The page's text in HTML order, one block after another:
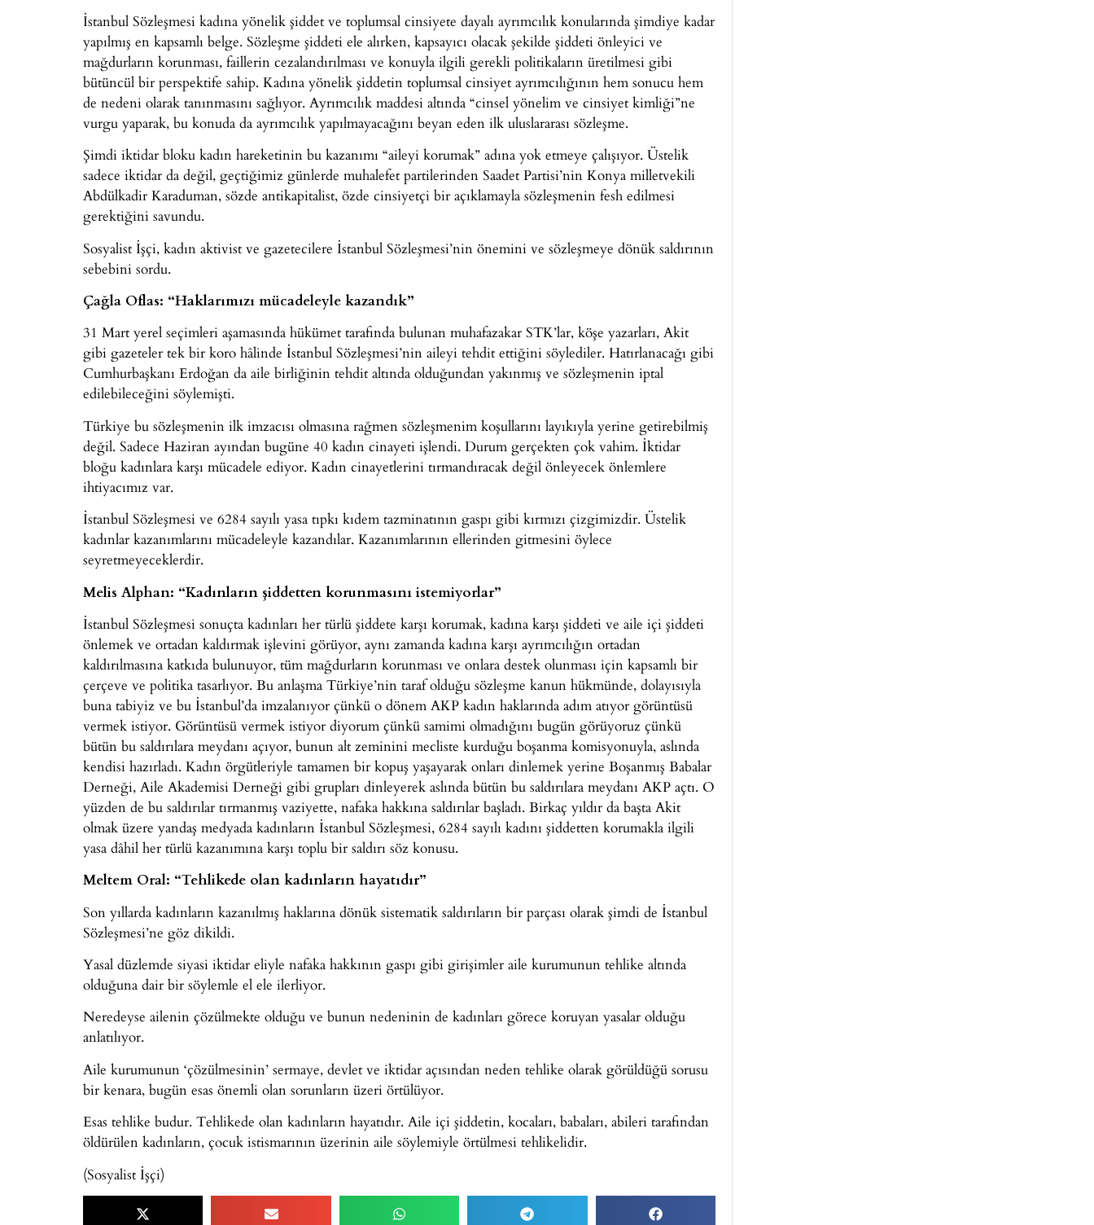
İstanbul Sözleşmesi kadına yönelik şiddet ve toplumsal cinsiyete dayalı ayrımcılık konularında şimdiye kadar
yapılmış en kapsamlı belge. Sözleşme şiddeti ele alırken, kapsayıcı olacak şekilde şiddeti önleyici ve
mağdurların korunması, faillerin cezalandırılması ve konuyla ilgili gerekli politikaların üretilmesi gibi
bütüncül bir perspektife sahip. Kadına yönelik şiddetin toplumsal cinsiyet ayrımcılığının hem sonucu hem
de nedeni olarak tanınmasını sağlıyor. Ayrımcılık maddesi altında “cinsel yönelim ve cinsiyet kimliği”ne
vurgu yaparak, bu konuda da ayrımcılık yapılmayacağını beyan eden ilk uluslararası sözleşme.
Şimdi iktidar bloku kadın hareketinin bu kazanımı “aileyi korumak” adına yok etmeye çalışıyor. Üstelik
sadece iktidar da değil, geçtiğimiz günlerde muhalefet partilerinden Saadet Partisi’nin Konya milletvekili
Abdülkadir Karaduman, sözde antikapitalist, özde cinsiyetçi bir açıklamayla sözleşmenin fesh edilmesi
gerektiğini savundu.
Sosyalist İşçi, kadın aktivist ve gazetecilere İstanbul Sözleşmesi’nin önemini ve sözleşmeye dönük saldırının
sebebini sordu.
Çağla Oflas: “Haklarımızı mücadeleyle kazandık”
31 Mart yerel seçimleri aşamasında hükümet tarafında bulunan muhafazakar STK’lar, köşe yazarları, Akit
gibi gazeteler tek bir koro hâlinde İstanbul Sözleşmesi’nin aileyi tehdit ettiğini söylediler. Hatırlanacağı gibi
Cumhurbaşkanı Erdoğan da aile birliğinin tehdit altında olduğundan yakınmış ve sözleşmenin iptal
edilebileceğini söylemişti.
Türkiye bu sözleşmenin ilk imzacısı olmasına rağmen sözleşmenim koşullarını layıkıyla yerine getirebilmiş
değil. Sadece Haziran ayından bugüne 40 kadın cinayeti işlendi. Durum gerçekten çok vahim. İktidar
bloğu kadınlara karşı mücadele ediyor. Kadın cinayetlerini tırmandıracak değil önleyecek önlemlere
ihtiyacımız var.
İstanbul Sözleşmesi ve 6284 sayılı yasa tıpkı kıdem tazminatının gaspı gibi kırmızı çizgimizdir. Üstelik
kadınlar kazanımlarını mücadeleyle kazandılar. Kazanımlarının ellerinden gitmesini öylece
seyretmeyeceklerdir.
Melis Alphan: “Kadınların şiddetten korunmasını istemiyorlar”
İstanbul Sözleşmesi sonuçta kadınları her türlü şiddete karşı korumak, kadına karşı şiddeti ve aile içi şiddeti
önlemek ve ortadan kaldırmak işlevini görüyor, aynı zamanda kadına karşı ayrımcılığın ortadan
kaldırılmasına katkıda bulunuyor, tüm mağdurların korunması ve onlara destek olunması için kapsamlı bir
çerçeve ve politika tasarlıyor. Bu anlaşma Türkiye’nin taraf olduğu sözleşme kanun hükmünde, dolayısıyla
buna tabiyiz ve bu İstanbul’da imzalanıyor çünkü o dönem AKP kadın haklarında adım atıyor görüntüsü
vermek istiyor. Görüntüsü vermek istiyor diyorum çünkü samimi olmadığını bugün görüyoruz çünkü
bütün bu saldırılara meydanı açıyor, bunun alt zeminini mecliste kurduğu boşanma komisyonuyla, aslında
kendisi hazırladı. Kadın örgütleriyle tamamen bir kopuş yaşayarak onları dinlemek yerine Boşanmış Babalar
Derneği, Aile Akademisi Derneği gibi grupları dinleyerek aslında bütün bu saldırılara meydanı AKP açtı. O
yüzden de bu saldırılar tırmanmış vaziyette, nafaka hakkına saldırılar başladı. Birkaç yıldır da başta Akit
olmak üzere yandaş medyada kadınların İstanbul Sözleşmesi, 6284 sayılı kadını şiddetten korumakla ilgili
yasa dâhil her türlü kazanımına karşı toplu bir saldırı söz konusu.
Meltem Oral: “Tehlikede olan kadınların hayatıdır”
Son yıllarda kadınların kazanılmış haklarına dönük sistematik saldırıların bir parçası olarak şimdi de İstanbul
Sözleşmesi’ne göz dikildi.
Yasal düzlemde siyasi iktidar eliyle nafaka hakkının gaspı gibi girişimler aile kurumunun tehlike altında
olduğuna dair bir söylemle el ele ilerliyor.
Neredeyse ailenin çözülmekte olduğu ve bunun nedeninin de kadınları görece koruyan yasalar olduğu
anlatılıyor.
Aile kurumunun ‘çözülmesinin’ sermaye, devlet ve iktidar açısından neden tehlike olarak görüldüğü sorusu
bir kenara, bugün esas önemli olan sorunların üzeri örtülüyor.
Esas tehlike budur. Tehlikede olan kadınların hayatıdır. Aile içi şiddetin, kocaları, babaları, abileri tarafından
öldürülen kadınların, çocuk istismarının üzerinin aile söylemiyle örtülmesi tehlikelidir.
(Sosyalist İşçi)